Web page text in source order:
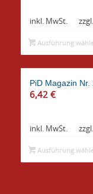
inkl. MwSt. zzgl.
Ausführung
PiD Magazin Nr.
6,42 €
inkl. MwSt. zzgl.
Ausführung